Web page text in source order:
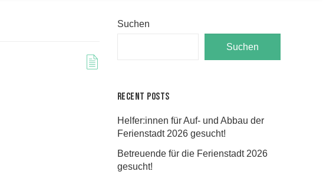
Suchen
Suchen
Recent Posts
Helfer:innen für Auf- und Abbau der
Ferienstadt 2026 gesucht!
Betreuende für die Ferienstadt 2026
gesucht!